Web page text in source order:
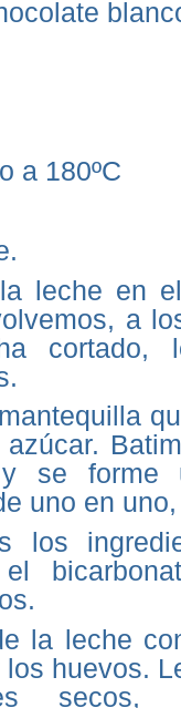
a 180ºC
leche en
a
cortado,
se forme
uno en
los
la leche
huevos.
secos,